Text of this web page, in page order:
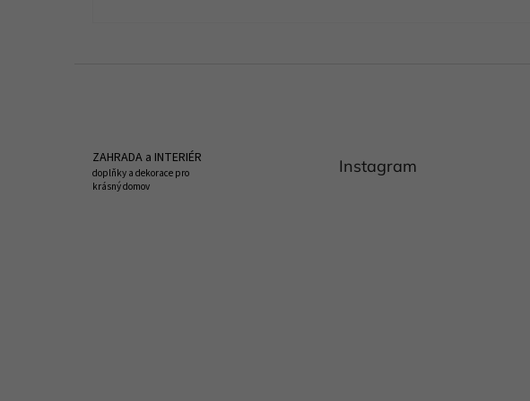
ZAHRADA a INTERIÉR
doplňky a dekorace pro
krásný domov
Instagram